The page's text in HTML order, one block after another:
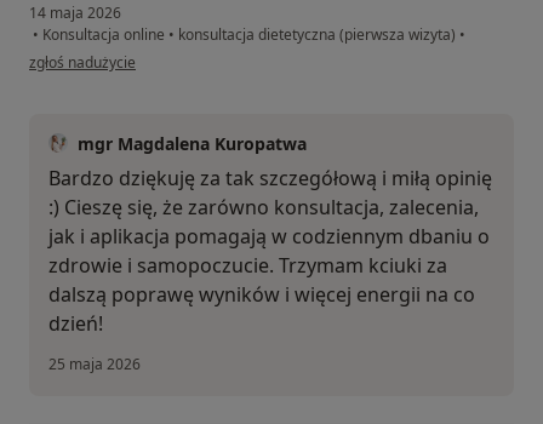
14 maja 2026
• Konsultacja online • konsultacja dietetyczna (pierwsza wizyta) •
w opinii użytkownika Karolina
zgłoś nadużycie
mgr Magdalena Kuropatwa
Bardzo dziękuję za tak szczegółową i miłą opinię
:) Cieszę się, że zarówno konsultacja, zalecenia,
jak i aplikacja pomagają w codziennym dbaniu o
zdrowie i samopoczucie. Trzymam kciuki za
dalszą poprawę wyników i więcej energii na co
dzień!
25 maja 2026